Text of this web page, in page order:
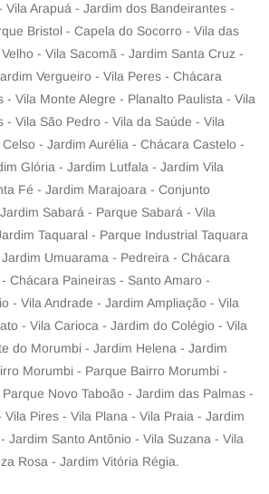
Vila Arapuá - Jardim dos Bandeirantes -
Bristol - Capela do Socorro - Vila das
- Vila Sacomã - Jardim Santa Cruz -
Vergueiro - Vila Peres - Chácara
- Vila Monte Alegre - Planalto Paulista - Vila
- Vila São Pedro - Vila da Saúde - Vila
- Jardim Aurélia - Chácara Castelo -
Glória - Jardim Lutfala - Jardim Vila
Fé - Jardim Marajoara - Conjunto
Sabará - Parque Sabará - Vila
Taquaral - Parque Industrial Taquara
Umuarama - Pedreira - Chácara
Chácara Paineiras - Santo Amaro -
- Vila Andrade - Jardim Ampliação - Vila
- Vila Carioca - Jardim do Colégio - Vila
do Morumbi - Jardim Helena - Jardim
Morumbi - Parque Bairro Morumbi -
Novo Taboão - Jardim das Palmas -
Pires - Vila Plana - Vila Praia - Jardim
Jardim Santo Antônio - Vila Suzana - Vila
Rosa - Jardim Vitória Régia.